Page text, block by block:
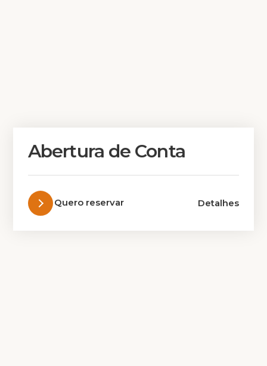
Abertura de Conta
Quero reservar Detalhes